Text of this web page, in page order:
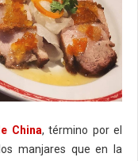
China, término por el
manjares que en la